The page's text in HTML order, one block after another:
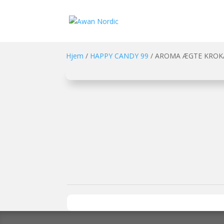
Hjem / HAPPY CANDY 99 / AROMA ÆGTE